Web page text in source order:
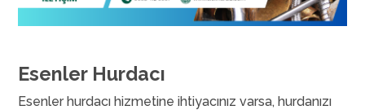
Esenler Hurdacı
Esenler hurdacı hizmetine ihtiyacınız varsa, hurdanızı